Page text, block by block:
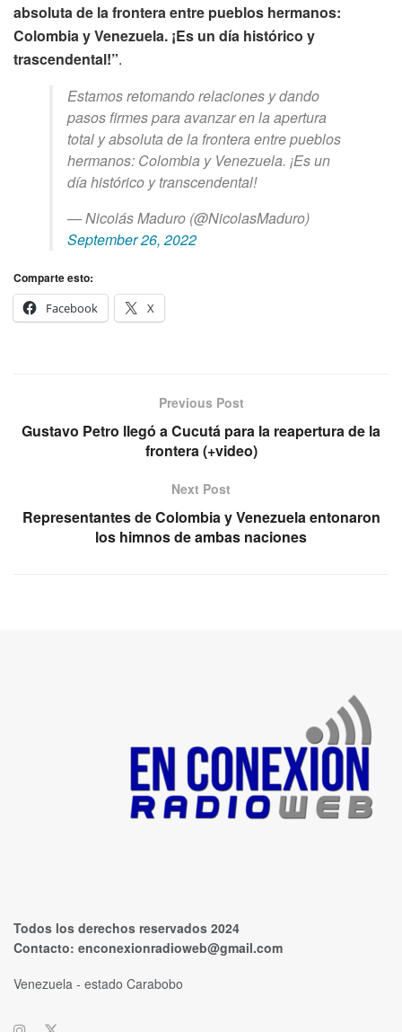
absoluta de la frontera entre pueblos hermanos:
Colombia y Venezuela. ¡Es un día histórico y
trascendental!”.
Estamos retomando relaciones y dando
pasos firmes para avanzar en la apertura
total y absoluta de la frontera entre pueblos
hermanos: Colombia y Venezuela. ¡Es un
día histórico y transcendental!
— Nicolás Maduro (@NicolasMaduro)
September 26, 2022
Comparte esto:
Facebook
X
Previous Post
Gustavo Petro llegó a Cucutá para la reapertura de la
frontera (+video)
Next Post
Representantes de Colombia y Venezuela entonaron
los himnos de ambas naciones
Todos los derechos reservados 2024
Contacto: enconexionradioweb@gmail.com
Venezuela - estado Carabobo